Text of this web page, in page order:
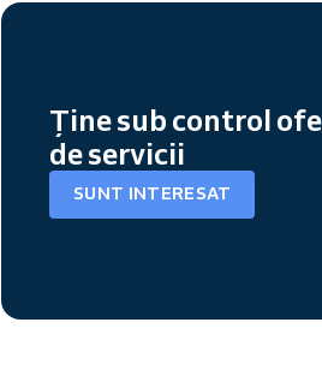
Ține sub control
de servicii
SUNT INTERESAT